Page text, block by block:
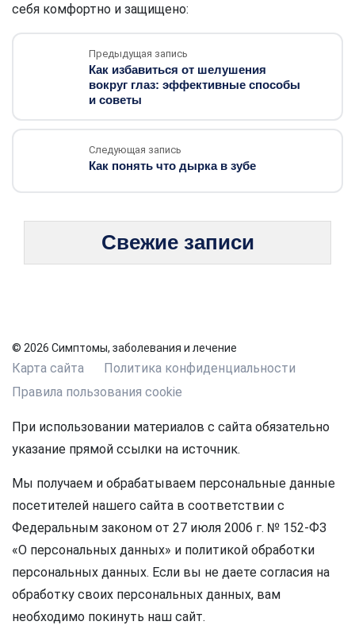
себя комфортно и защищено:
Предыдущая запись
Как избавиться от шелушения
вокруг глаз: эффективные способы
и советы
Следующая запись
Как понять что дырка в зубе
Свежие записи
© 2026 Симптомы, заболевания и лечение
Карта сайта
Политика конфиденциальности
Правила пользования cookie
При использовании материалов с сайта обязательно
указание прямой ссылки на источник.
Мы получаем и обрабатываем персональные данные
посетителей нашего сайта в соответствии с
Федеральным законом от 27 июля 2006 г. № 152-ФЗ
«О персональных данных» и политикой обработки
персональных данных. Если вы не даете согласия на
обработку своих персональных данных, вам
необходимо покинуть наш сайт.